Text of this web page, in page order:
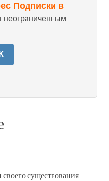
Подписки в
неограниченным
существования